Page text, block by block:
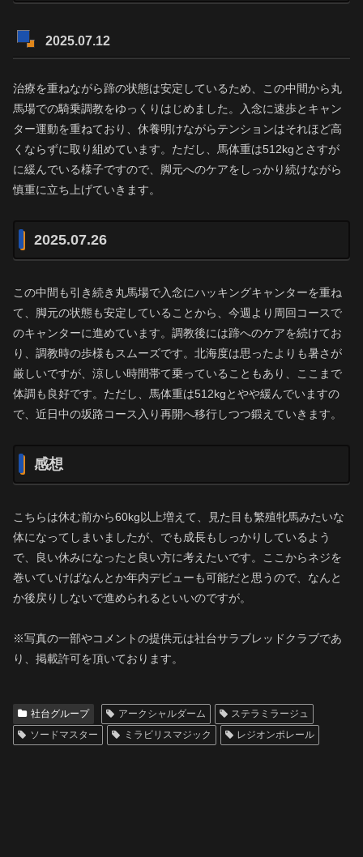
2025.07.12
治療を重ねながら蹄の状態は安定しているため、この中間から丸
馬場での騎乗調教をゆっくりはじめました。入念に速歩とキャン
ター運動を重ねており、休養明けながらテンションはそれほど高
くならずに取り組めています。ただし、馬体重は512kgとさすが
に緩んでいる様子ですので、脚元へのケアをしっかり続けながら
慎重に立ち上げていきます。
2025.07.26
この中間も引き続き丸馬場で入念にハッキングキャンターを重ね
て、脚元の状態も安定していることから、今週より周回コースで
のキャンターに進めています。調教後には蹄へのケアを続けてお
り、調教時の歩様もスムーズです。北海度は思ったよりも暑さが
厳しいですが、涼しい時間帯て乗っていることもあり、ここまで
体調も良好です。ただし、馬体重は512kgとやや緩んでいますの
で、近日中の坂路コース入り再開へ移行しつつ鍛えていきます。
感想
こちらは休む前から60kg以上増えて、見た目も繁殖牝馬みたいな
体になってしまいましたが、でも成長もしっかりしているよう
で、良い休みになったと良い方に考えたいです。ここからネジを
巻いていけばなんとか年内デビューも可能だと思うので、なんと
か後戻りしないで進められるといいのですが。
※写真の一部やコメントの提供元は社台サラブレッドクラブであ
り、掲載許可を頂いております。
社台グループ アークシャルダーム
ステラミラージュ
ソードマスター
ミラビリスマジック レジオンポレール